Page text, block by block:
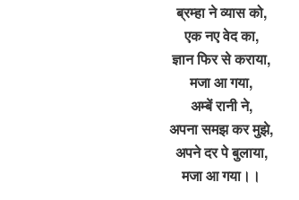
ब्रम्हा ने व्यास को,
एक नए वेद का,
ज्ञान फिर से कराया,
मजा आ गया,
अम्बें रानी ने,
अपना समझ कर मुझे,
अपने दर पे बुलाया,
मजा आ गया।।